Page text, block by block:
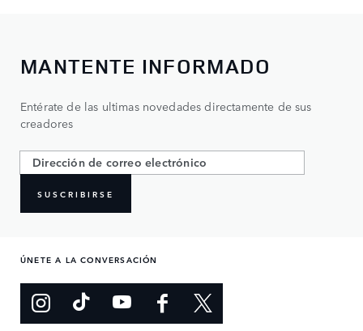
MANTENTE INFORMADO
Entérate de las ultimas novedades directamente de sus
creadores
SUSCRIBIRSE
ÚNETE A LA CONVERSACIÓN